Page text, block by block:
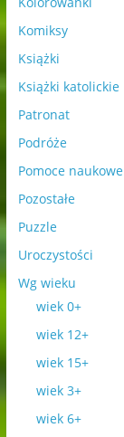
Komiksy
Książki
Książki katolickie
Patronat
Podróże
Pomoce naukowe
Pozostałe
Puzzle
Uroczystości
Wg wieku
wiek 0+
wiek 12+
wiek 15+
wiek 3+
wiek 6+